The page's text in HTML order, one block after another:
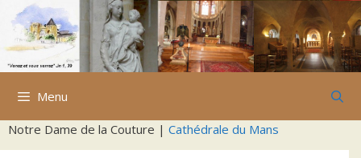
Aller
contenu
Menu
Notre Dame de la Couture | Cathédrale du Mans